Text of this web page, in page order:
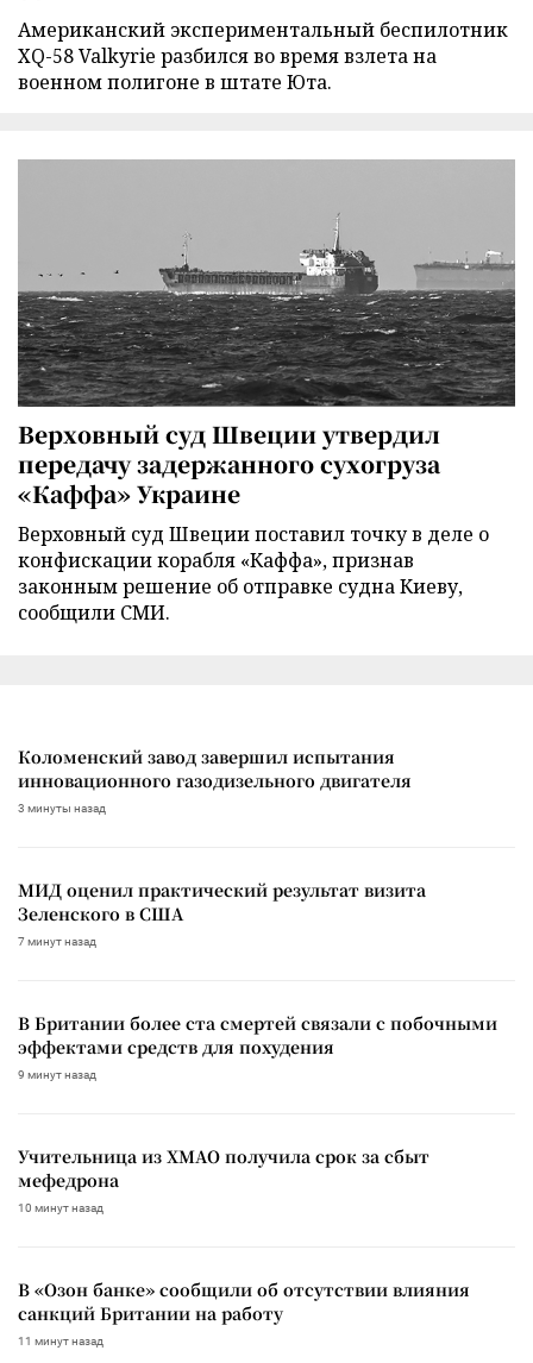
Американский экспериментальный беспилотник
XQ-58 Valkyrie разбился во время взлета на
военном полигоне в штате Юта.
Верховный суд Швеции утвердил
передачу задержанного сухогруза
«Каффа» Украине
Верховный суд Швеции поставил точку в деле о
конфискации корабля «Каффа», признав
законным решение об отправке судна Киеву,
сообщили СМИ.
Коломенский завод завершил испытания
инновационного газодизельного двигателя
3 минуты назад
МИД оценил практический результат визита
Зеленского в США
7 минут назад
В Британии более ста смертей связали с побочными
эффектами средств для похудения
9 минут назад
Учительница из ХМАО получила срок за сбыт
мефедрона
10 минут назад
В «Озон банке» сообщили об отсутствии влияния
санкций Британии на работу
11 минут назад